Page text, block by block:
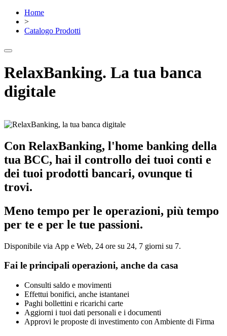
Home
>
Catalogo Prodotti
RelaxBanking. La tua banca
digitale
Con RelaxBanking, l'home banking della
tua BCC, hai il controllo dei tuoi conti e
dei tuoi prodotti bancari, ovunque ti
trovi.
Meno tempo per le operazioni, più tempo
per te e per le tue passioni.
Disponibile via App e Web, 24 ore su 24, 7 giorni su 7.
Fai le principali operazioni, anche da casa
Consulti saldo e movimenti
Effettui bonifici, anche istantanei
Paghi bollettini e ricarichi carte
Aggiorni i tuoi dati personali e i documenti
Approvi le proposte di investimento con Ambiente di Firma